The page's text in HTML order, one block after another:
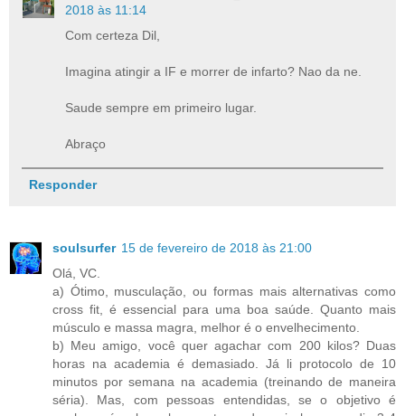
2018 às 11:14
Com certeza Dil,
Imagina atingir a IF e morrer de infarto? Nao da ne.
Saude sempre em primeiro lugar.
Abraço
Responder
soulsurfer 15 de fevereiro de 2018 às 21:00
Olá, VC.
a) Ótimo, musculação, ou formas mais alternativas como
cross fit, é essencial para uma boa saúde. Quanto mais
músculo e massa magra, melhor é o envelhecimento.
b) Meu amigo, você quer agachar com 200 kilos? Duas
horas na academia é demasiado. Já li protocolo de 10
minutos por semana na academia (treinando de maneira
séria). Mas, com pessoas entendidas, se o objetivo é